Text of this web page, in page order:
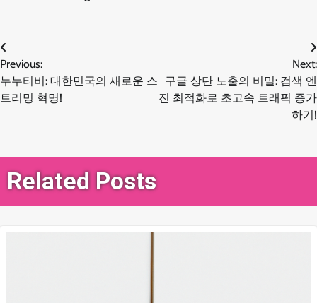
글
탐
Previous:
누누티비: 대한민국의 새로운 스
트리밍 혁명!
Next:
구글 상단 노출의 비밀: 검색 엔
진 최적화로 초고속 트래픽 증가
하기!
Related Posts